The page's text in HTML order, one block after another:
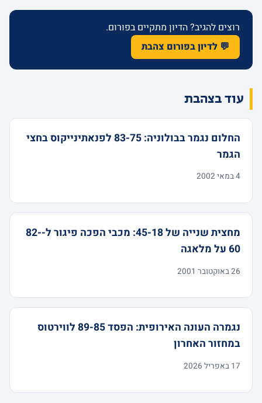
רוצים להגיב? הדיון מתקיים בפורום.
💬 לדיון בפורום צהבת
עוד בצהבת
החלום נגמר בבולוניה: 83-75 לפנאתינייקוס בחצי
הגמר
4 במאי 2002
מחצית שנייה של 45-18: מכבי הפכה פיגור ל-82-
60 על מלאגה
26 באוקטובר 2001
נגמרה העונה האירופית: הפסד 89-85 לווירטוס
במחזור האחרון
17 באפריל 2026